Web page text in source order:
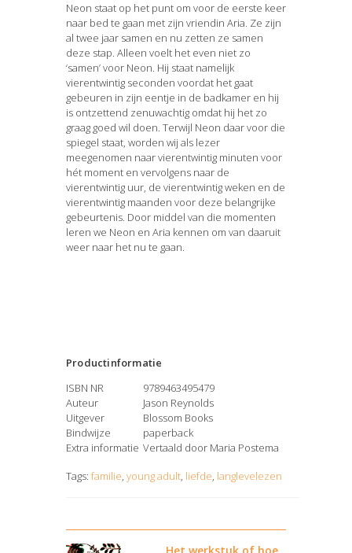
Neon staat op het punt om voor de eerste keer
naar bed te gaan met zijn vriendin Aria. Ze zijn
al twee jaar samen en nu zetten ze samen
deze stap. Alleen voelt het even niet zo
‘samen’ voor Neon. Hij staat namelijk
vierentwintig seconden voordat het gaat
gebeuren in zijn eentje in de badkamer en hij
is ontzettend zenuwachtig omdat hij het zo
graag goed wil doen. Terwijl Neon daar voor die
spiegel staat, worden wij als lezer
meegenomen naar vierentwintig minuten voor
hét moment en vervolgens naar de
vierentwintig uur, de vierentwintig weken en de
vierentwintig maanden voor deze belangrijke
gebeurtenis. Door middel van die momenten
leren we Neon en Aria kennen om van daaruit
weer naar het nu te gaan.
Productinformatie
ISBN NR
9789463495479
Auteur
Jason Reynolds
Uitgever
Blossom Books
Bindwijze
paperback
Extra informatie Vertaald door Maria Postema
Tags: familie, young adult, liefde, langlevelezen